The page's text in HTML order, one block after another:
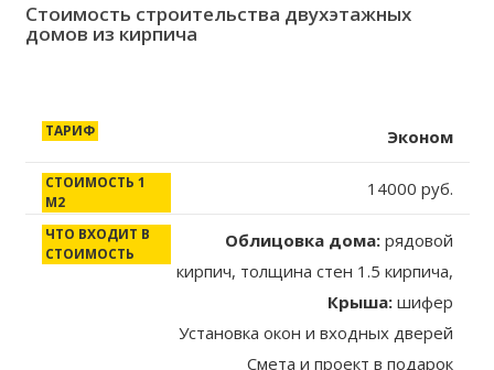
Стоимость строительства двухэтажных
домов из кирпича
Тариф
строительства
Эконом
14000 руб.
Облицовка дома:рядовой
кирпич, толщина стен 1.5 кирпича,
Крыша:шифер
Установка окон и входных дверей
Смета и проект в подарок